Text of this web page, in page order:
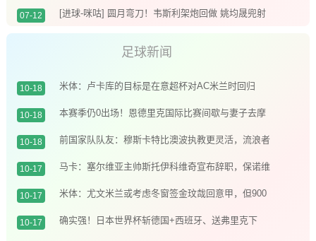
功将球顶进
07-12
[进球-咪咕] 圆月弯刀！韦斯利架炮回做 姚均晟兜射
足球新闻
10-18 米体：卢卡库的目标是在意超杯对AC米兰时回归
10-18
本赛季仍0出场！恩德里克国际比赛间歇与妻子去摩
洛哥度假️
10-18
前国家队队友：穆斯卡特比澳波执教更灵活，流浪者
对他而言是机会
10-17
马卡：塞尔维亚主帅斯托伊科维奇宣布辞职，保诺维
奇有望接任帅位
10-17
米体：尤文米兰或考虑冬窗签金玟哉回意甲，但900
万欧年薪是阻碍
10-17
确实强！日本世界杯斩德国+西班牙、送弗里克下